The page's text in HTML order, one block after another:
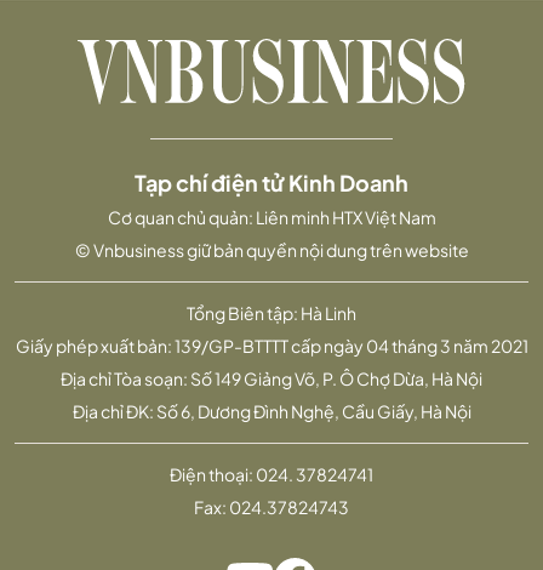
Tổng Biên tập: Hà Linh
Giấy phép xuất bản: 139/GP-BTTTT cấp ngày 04 tháng 3 năm 2021
Địa chỉ Tòa soạn: Số 149 Giảng Võ, P. Ô Chợ Dừa, Hà Nội
Địa chỉ ĐK: Số 6, Dương Đình Nghệ, Cầu Giấy, Hà Nội
Tạp chí điện tử Kinh Doanh
Cơ quan chủ quản: Liên minh HTX Việt Nam
© Vnbusiness giữ bản quyền nội dung trên website
Điện thoại: 024. 37824741
Fax: 024.37824743